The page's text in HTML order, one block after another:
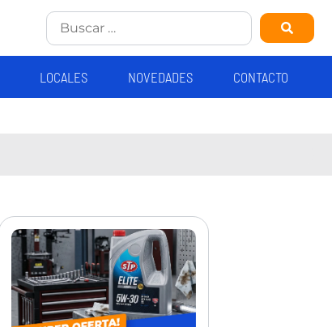
LOCALES NOVEDADES CONTACTO